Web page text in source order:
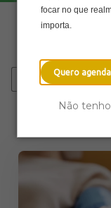
focar no que
importa.
Quero
Não